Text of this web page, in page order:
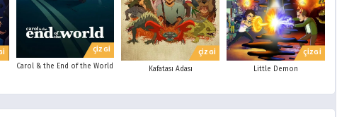
ÇİZGİ
Carol & the End of the World
ÇİZGİ
Kafatası Adası
ÇİZGİ
Little Demon